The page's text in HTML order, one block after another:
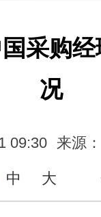
采购
况
09:30 来源
中 大